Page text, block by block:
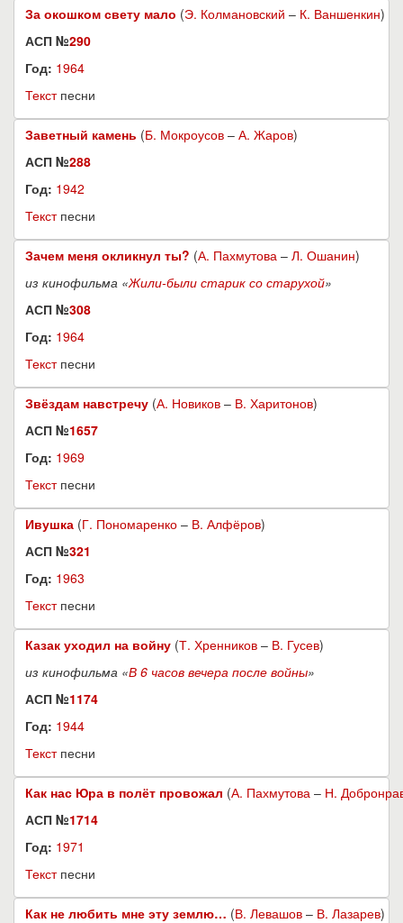
За окошком свету мало (Э. Колмановский – К. Ваншенкин)
АСП №290
Год: 1964
Текстпесни
Заветный камень (Б. Мокроусов – А. Жаров)
АСП №288
Год: 1942
Текстпесни
Зачем меня окликнул ты? (А. Пахмутова – Л. Ошанин)
из кинофильма «Жили-были старик со старухой»
АСП №308
Год: 1964
Текстпесни
Звёздам навстречу (А. Новиков – В. Харитонов)
АСП №1657
Год: 1969
Текстпесни
Ивушка (Г. Пономаренко – В. Алфёров)
АСП №321
Год: 1963
Текстпесни
Казак уходил на войну (Т. Хренников – В. Гусев)
из кинофильма «В 6 часов вечера после войны»
АСП №1174
Год: 1944
Текстпесни
Как нас Юра в полёт провожал (А. Пахмутова – Н.
АСП №1714
Год: 1971
Текстпесни
Как не любить мне эту землю… (В. Левашов – В. Лазарев)